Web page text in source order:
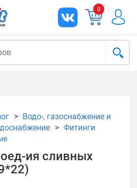
0
Водо-, газоснабжение и
Фитинги
ия сливных